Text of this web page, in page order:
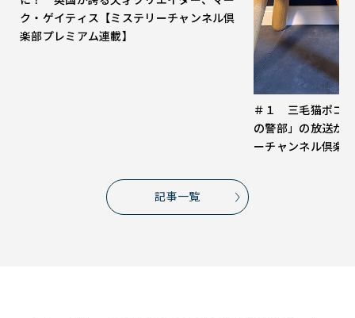
ク・ゲイティス【ミステリーチャンネル倶
楽部プレミアム連載】
＃１ 三毛猫ポコ
の警部」の放送が
ーチャンネル倶楽
記事一覧